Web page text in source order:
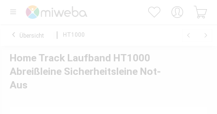
Übersicht HT1000
Home Track Laufband HT1000
Abreißleine Sicherheitsleine Not-
Aus